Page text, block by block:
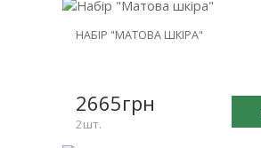
НОВИНКА
-25%
НАБІР "МАТОВА ШКІРА"
2665грн
2шт.